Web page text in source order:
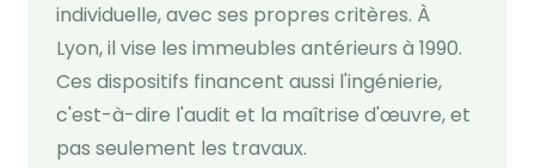
individuelle, avec ses propres critères. À
Lyon, il vise les immeubles antérieurs à 1990.
Ces dispositifs financent aussi l'ingénierie,
c'est-à-dire l'audit et la maîtrise d'œuvre, et
pas seulement les travaux.